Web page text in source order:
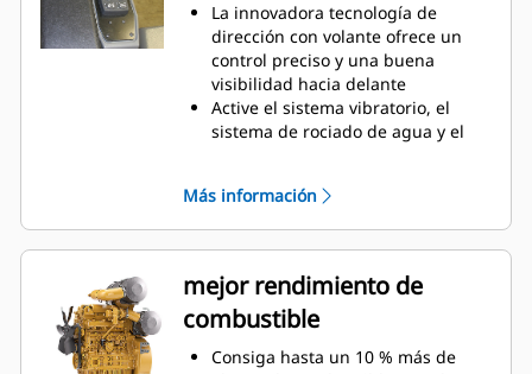
La innovadora tecnología de
dirección con volante ofrece un
control preciso y una buena
visibilidad hacia delante
Active el sistema vibratorio, el
sistema de rociado de agua y el
propulsión multifuncional..
Las funciones de la máquina con
indicadores LED se han agrupado
de forma independiente para
simplificar el control y la activación
rápida
El acceso lateral doble en las
máquinas ROPS o Canopy
Más información
mejor rendimiento de
combustible
Consiga hasta un 10 % más de